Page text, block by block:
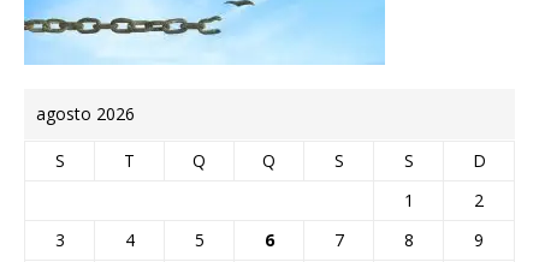
agosto 2026
S T Q Q S S
D
1
2
3
4 5 6 7 8
9